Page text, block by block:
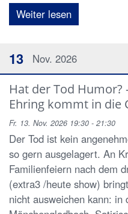
Weiter lesen
13 Nov. 2026
Hat der Tod
Ehring kommt in die
Fr. 13. Nov. 2026 19:30 - 21:30
Der Tod ist kein
so gern ausgelagert. An
Familienfeiern nach dem
(extra3 /heute show)
nicht ausweichen kann: in